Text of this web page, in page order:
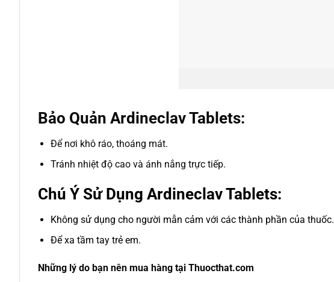
Bảo Quản Ardineclav Tablets:
Để nơi khô ráo, thoáng mát.
Tránh nhiệt độ cao và ánh nắng trực tiếp.
Chú Ý Sử Dụng Ardineclav Tablets:
Không sử dụng cho người mẫn cảm với các thành phần của thuốc.
Để xa tầm tay trẻ em.
Những lý do bạn nên mua hàng tại Thuocthat.com